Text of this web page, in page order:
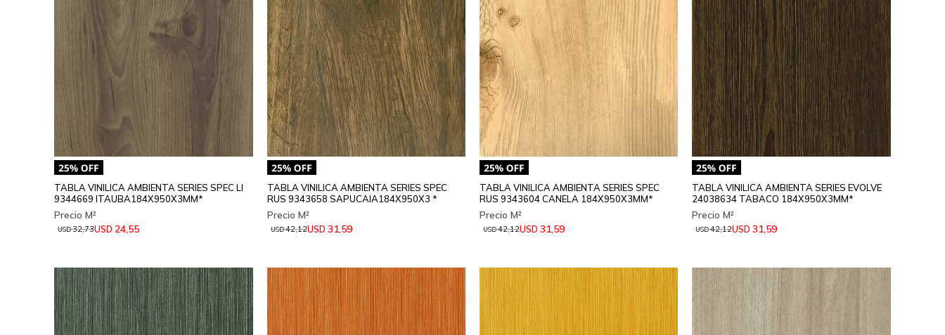
TABLA VINILICA AMBIENTA SERIES SPEC LI
9344669 ITAUBA184X950X3MM*
USD 24,55
USD32,73
TABLA VINILICA AMBIENTA SERIES SPEC
RUS 9343658 SAPUCAIA184X950X3 *
USD 31,59
USD42,12
TABLA VINILICA AMBIENTA SERIES SPEC
RUS 9343604 CANELA 184X950X3MM*
USD 31,59
USD42,12
TABLA VINILICA AMBIENTA SERIES EVOLVE
24038634 TABACO 184X950X3MM*
USD 31,59
USD42,12